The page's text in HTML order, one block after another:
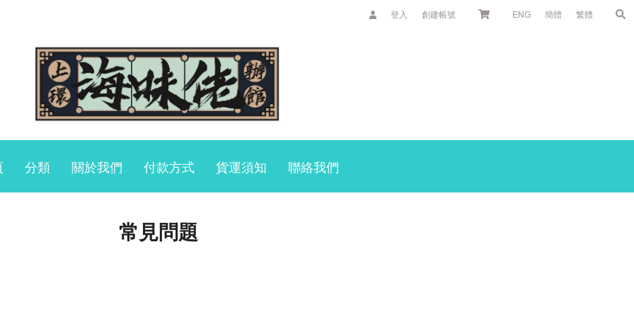
登入 創建帳號 ENG 簡體 繁體
分類 關於我們 付款方式 貨運須知 聯絡我們
常見問題